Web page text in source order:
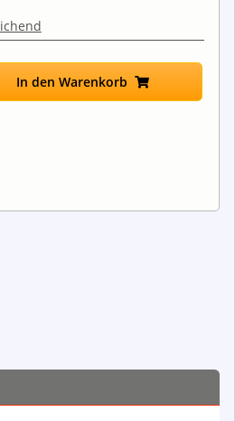
In den Warenkorb